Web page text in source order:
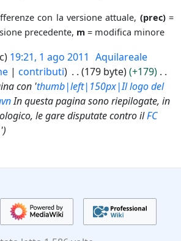
con la versione attuale, (prec)=
precedente, m = modifica minore
19:21, 1 ago 2011 Aquilareale
contributi 179 byte
+179
con 'thumb|left|150px|Il logo del
In questa pagina sono riepilogate, in
le gare disputate contro ilFC